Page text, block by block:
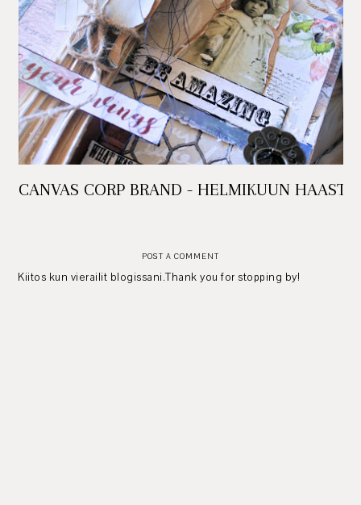
CANVAS CORP BRAND - HELMIKUUN HAASTE
POST A COMMENT
Kiitos kun vierailit blogissani.Thank you for stopping by!